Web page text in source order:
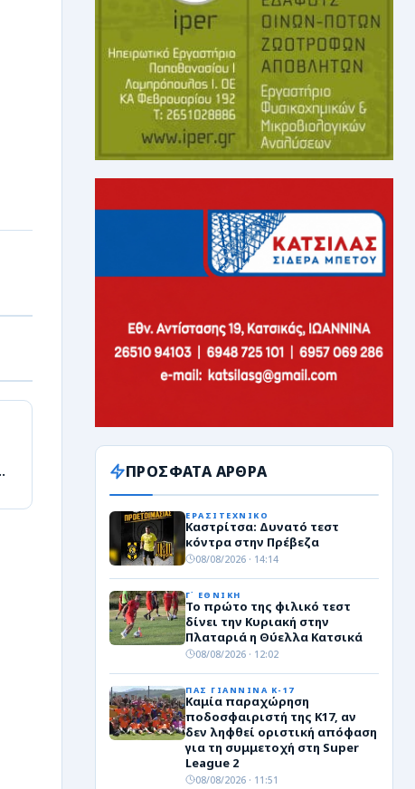
ΠΡΟΣΦΑΤΑ ΑΡΘΡΑ
ΕΡΑΣΙΤΕΧΝΙΚΟ
Καστρίτσα: Δυνατό τεστ
κόντρα στην Πρέβεζα
08/08/2026 · 14:14
Γ΄ ΕΘΝΙΚΗ
Το πρώτο της φιλικό τεστ
δίνει την Κυριακή στην
Πλαταριά η Θύελλα Κατσικά
08/08/2026 · 12:02
ΠΑΣ ΓΙΑΝΝΙΝΑ Κ-17
Καμία παραχώρηση
ποδοσφαιριστή της Κ17, αν
δεν ληφθεί οριστική απόφαση
για τη συμμετοχή στη Super
League 2
08/08/2026 · 11:51